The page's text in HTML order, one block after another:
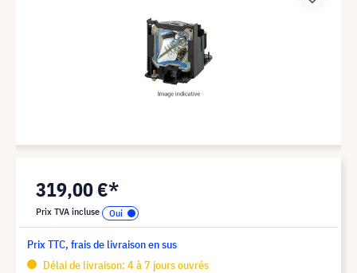
319,00 €*
Prix TVA incluse
Prix TTC, frais de livraison en sus
Délai de livraison: 4 à 7 jours ouvrés